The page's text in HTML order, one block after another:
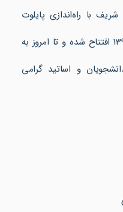
با راه‌اندازی پایلوت
اولیه سامانه پردازش سریع در بهار 1392 افتتاح شده و تا امروز به
و اساتید گرامی